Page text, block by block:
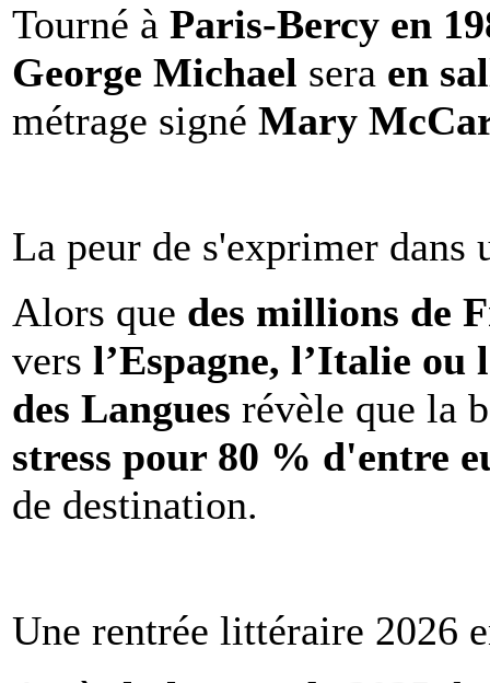
Tourné à Paris-Bercy en
George Michael sera en
métrage signé Mary
La peur de s'exprimer dans
Alors que des millions de
vers l’Espagne, l’Italie ou
des Langues révèle que la
stress pour 80 % d'entre
de destination.
Une rentrée littéraire 2026